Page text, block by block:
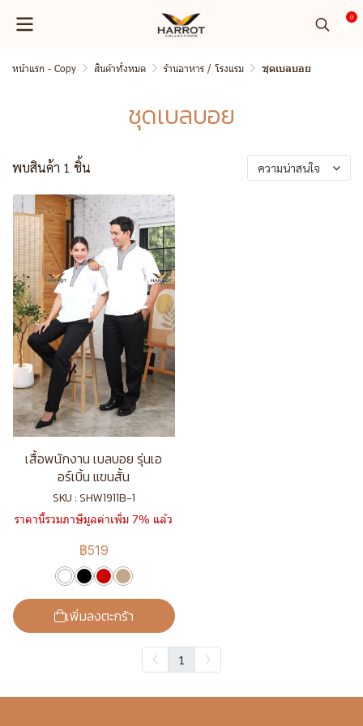
0
หน้าแรก - Copy สินค้าทั้งหมด ร้านอาหาร / โรงแรม ชุดเบลบอย
ชุดเบลบอย
พบสินค้า 1 ชิ้น ความน่าสนใจ
เสื้อพนักงาน เบลบอย รุ่นเอ
อร์เบิ้น แขนสั้น
SKU : SHW1911B-1
ราคานี้รวมภาษีมูลค่าเพิ่ม 7% แล้ว
฿519
เพิ่มลงตะกร้า
1